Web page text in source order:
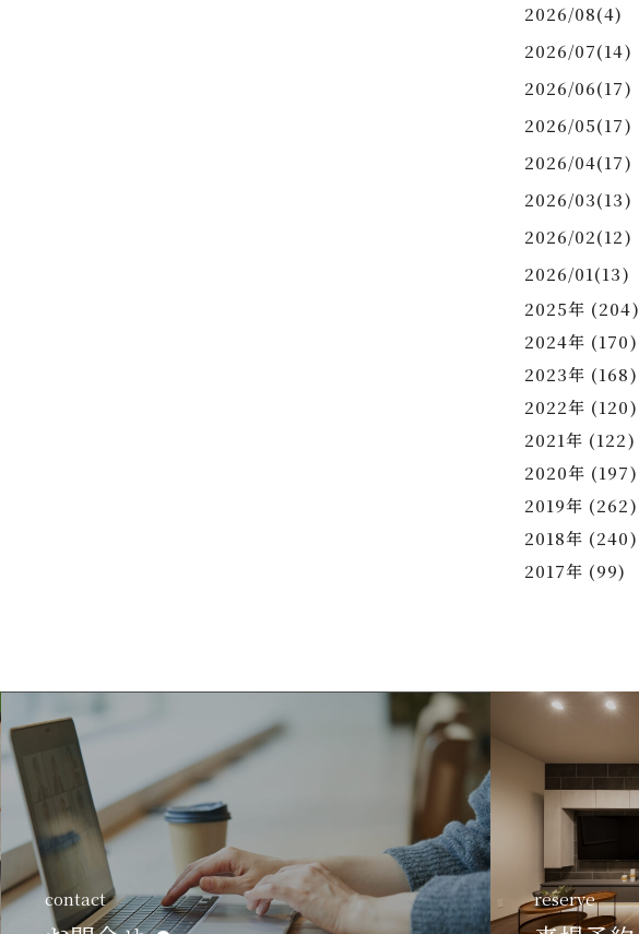
2026/08(4)
2026/07(14)
2026/06(17)
2026/05(17)
2026/04(17)
2026/03(13)
2026/02(12)
2026/01(13)
2025年 (204)
2024年 (170)
2023年 (168)
2022年 (120)
2021年 (122)
2020年 (197)
2019年 (262)
2018年 (240)
2017年 (99)
contact reserve